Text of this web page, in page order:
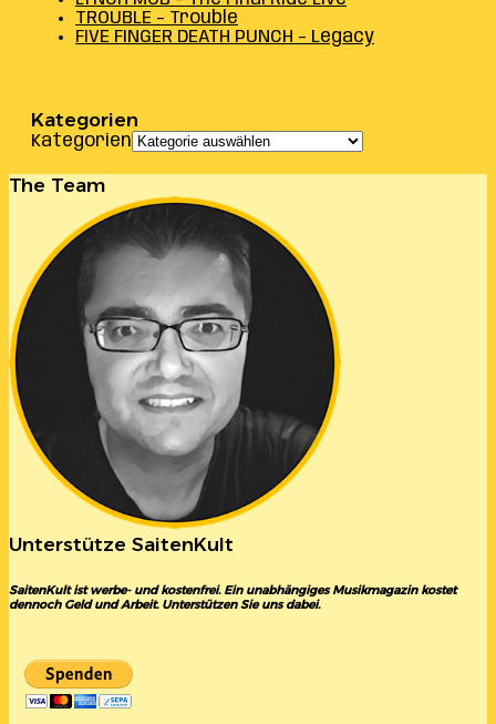
TROUBLE – Trouble
FIVE FINGER DEATH PUNCH – Legacy
Kategorien
Kategorien
The Team
Unterstütze SaitenKult
SaitenKult ist werbe- und kostenfrei. Ein unabhängiges Musikmagazin kostet
dennoch Geld und Arbeit. Unterstützen Sie uns dabei.